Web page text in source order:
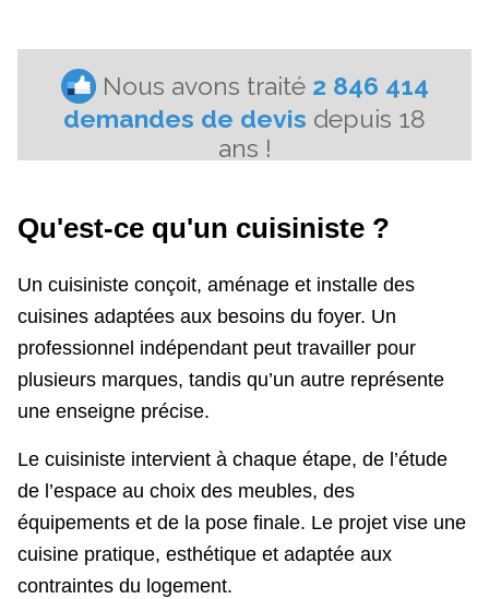
Qu'est-ce qu'un cuisiniste ?
Un cuisiniste conçoit, aménage et installe des
cuisines adaptées aux besoins du foyer. Un
professionnel indépendant peut travailler pour
plusieurs marques, tandis qu’un autre représente
une enseigne précise.
Le cuisiniste intervient à chaque étape, de l’étude
de l’espace au choix des meubles, des
équipements et de la pose finale. Le projet vise une
cuisine pratique, esthétique et adaptée aux
contraintes du logement.